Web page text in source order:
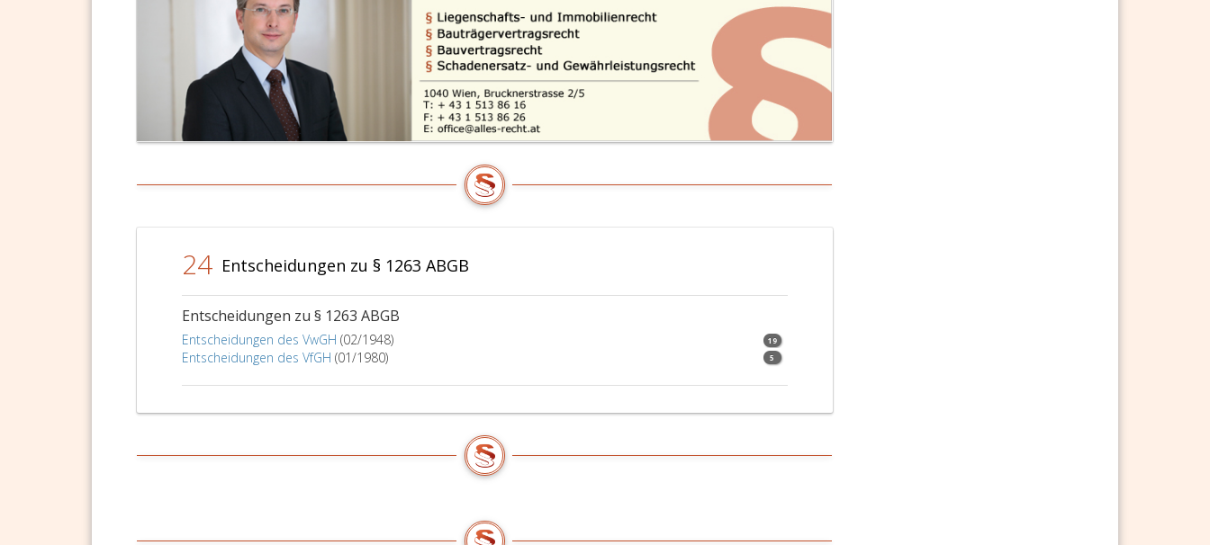
24 Entscheidungen zu § 1263 ABGB
Entscheidungen zu § 1263 ABGB
Entscheidungen des VwGH (02/1948) 19
Entscheidungen des VfGH (01/1980) 5